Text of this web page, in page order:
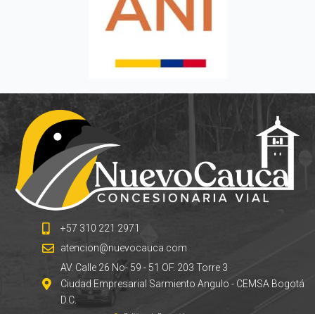
+57 310 221 2971
atencion@nuevocauca.com
AV. Calle 26 No- 59 - 51 OF. 203 Torre 3
Ciudad Empresarial Sarmiento Angulo - CEMSA Bogotá
D.C.